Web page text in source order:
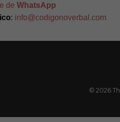
de WhatsApp
: info@codigonoverbal.com
© 2026